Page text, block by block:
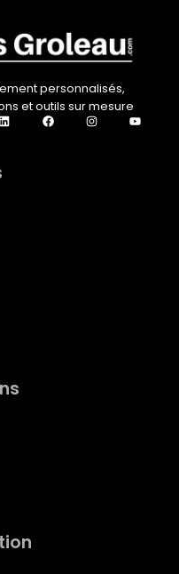
personnalisés,
et outils sur mesure